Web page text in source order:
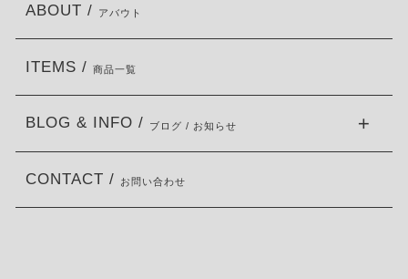
ABOUT / アバウト
ITEMS / 商品一覧
BLOG & INFO / ブログ / お知らせ
CONTACT / お問い合わせ